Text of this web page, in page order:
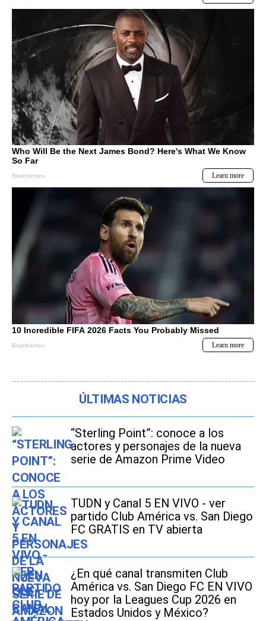
ÚLTIMAS NOTICIAS
“Sterling Point”: conoce a los
actores y personajes de la nueva
serie de Amazon Prime Video
TUDN y Canal 5 EN VIVO - ver
partido Club América vs. San Diego
FC GRATIS en TV abierta
¿En qué canal transmiten Club
América vs. San Diego FC EN VIVO
hoy por la Leagues Cup 2026 en
Estados Unidos y México?